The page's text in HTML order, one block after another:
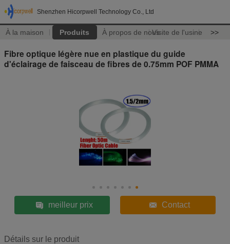
Shenzhen Hicorpwell Technology Co., Ltd
À la maison Produits À propos de nousVisite de l'usine >>
Fibre optique légère nue en plastique du guide
d'éclairage de faisceau de fibres de 0.75mm POF PMMA
meilleur prix Contact
Détails sur le produit